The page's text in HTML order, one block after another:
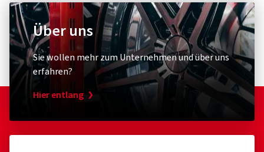
Über uns
Sie wollen mehr zum Unternehmen und über uns
erfahren?
Hier entlang